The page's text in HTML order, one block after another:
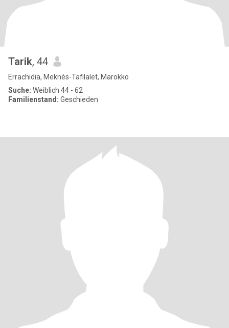
Tarik, 44
Errachidia, Meknès-Tafilalet, Marokko
Suche: Weiblich 44 - 62
Familienstand: Geschieden